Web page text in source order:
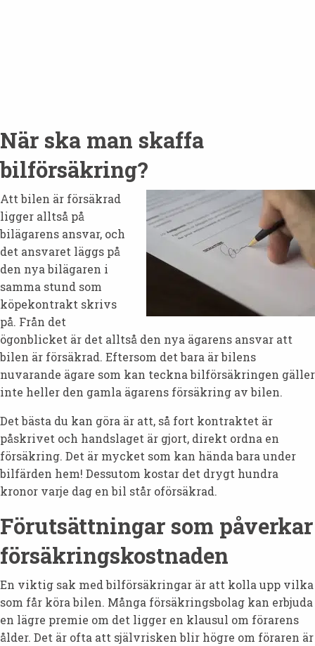
När ska man skaffa
bilförsäkring?
Att bilen är försäkrad
ligger alltså på
bilägarens ansvar, och
det ansvaret läggs på
den nya bilägaren i
samma stund som
köpekontrakt skrivs
på. Från det
ögonblicket är det alltså den nya ägarens ansvar att
bilen är försäkrad. Eftersom det bara är bilens
nuvarande ägare som kan teckna bilförsäkringen gäller
inte heller den gamla ägarens försäkring av bilen.
Det bästa du kan göra är att, så fort kontraktet är
påskrivet och handslaget är gjort, direkt ordna en
försäkring. Det är mycket som kan hända bara under
bilfärden hem! Dessutom kostar det drygt hundra
kronor varje dag en bil står oförsäkrad.
Förutsättningar som påverkar
försäkringskostnaden
En viktig sak med bilförsäkringar är att kolla upp vilka
som får köra bilen. Många försäkringsbolag kan erbjuda
en lägre premie om det ligger en klausul om förarens
ålder. Det är ofta att självrisken blir högre om föraren är